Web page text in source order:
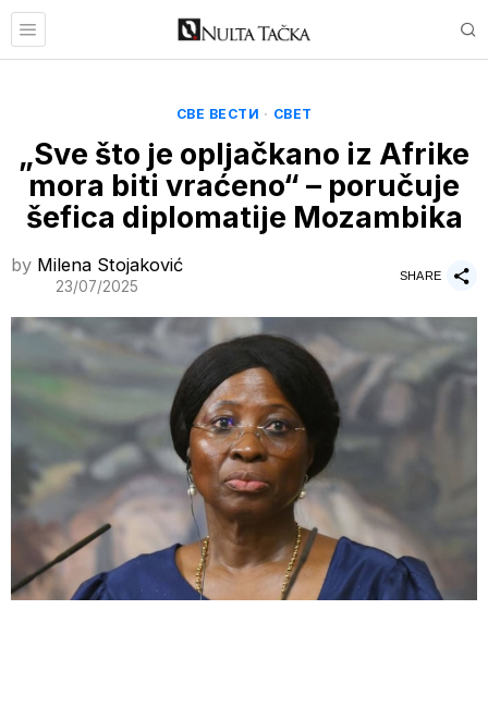
СВЕ ВЕСТИ · СВЕТ
„Sve što je opljačkano iz Afrike
mora biti vraćeno“ – poručuje
šefica diplomatije Mozambika
by Milena Stojaković
23/07/2025
SHARE